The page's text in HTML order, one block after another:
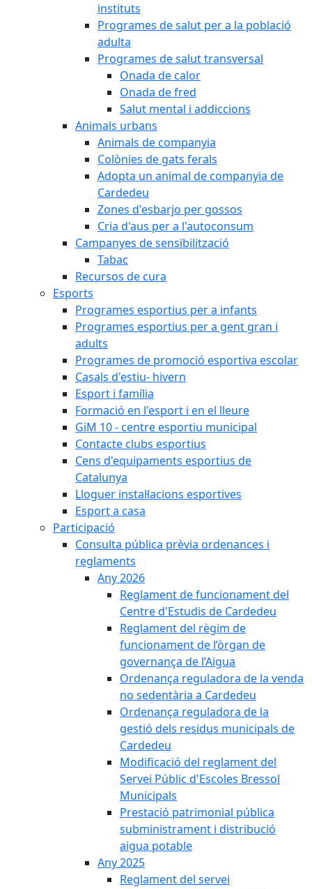
instituts
Programes de salut per a la població
adulta
Programes de salut transversal
Onada de calor
Onada de fred
Salut mental i addiccions
Animals urbans
Animals de companyia
Colònies de gats ferals
Adopta un animal de companyia de
Cardedeu
Zones d'esbarjo per gossos
Cria d'aus per a l'autoconsum
Campanyes de sensibilització
Tabac
Recursos de cura
Esports
Programes esportius per a infants
Programes esportius per a gent gran i
adults
Programes de promoció esportiva escolar
Casals d'estiu- hivern
Esport i família
Formació en l'esport i en el lleure
GiM 10 - centre esportiu municipal
Contacte clubs esportius
Cens d'equipaments esportius de
Catalunya
Lloguer instal·lacions esportives
Esport a casa
Participació
Consulta pública prèvia ordenances i
reglaments
Any 2026
Reglament de funcionament del
Centre d'Estudis de Cardedeu
Reglament del règim de
funcionament de l’òrgan de
governança de l’Aigua
Ordenança reguladora de la venda
no sedentària a Cardedeu
Ordenança reguladora de la
gestió dels residus municipals de
Cardedeu
Modificació del reglament del
Servei Públic d'Escoles Bressol
Municipals
Prestació patrimonial pública
subministrament i distribució
aigua potable
Any 2025
Reglament del servei